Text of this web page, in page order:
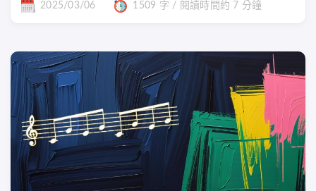
2025/03/06 1509 字 / 閱讀時間約 7 分鐘